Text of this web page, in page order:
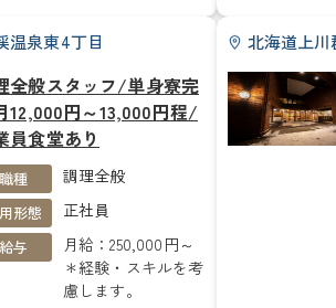
温泉東4丁目
全般スタッフ/単身寮完
12,000円～13,000円程/
員食堂あり
職種 調理全般
形態 正社員
給与
月給：250,000円～
＊経験・スキルを考
慮します。
北海道上